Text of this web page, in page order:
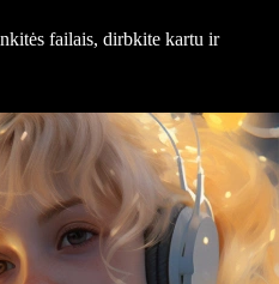
failais, dirbkite kartu ir